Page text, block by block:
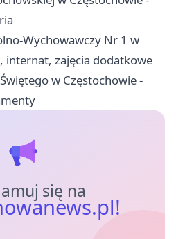
Wychowawczy Nr 1 w
internat, zajęcia dodatkowe
w Częstochowie -
się na